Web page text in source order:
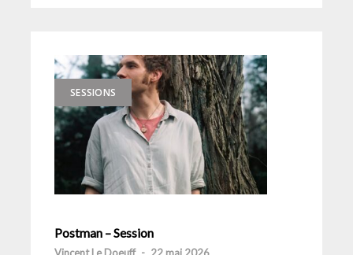
SESSIONS
Postman – Session